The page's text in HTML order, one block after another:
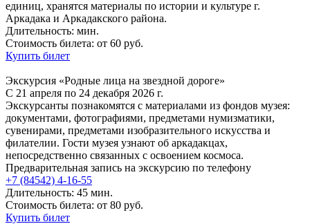
единиц, хранятся материалы по истории и культуре г.
Аркадака и Аркадакского района.
Длительность: мин.
Стоимость билета: от 60 руб.
Купить билет
Экскурсия «Родные лица на звездной дороге»
С 21 апреля по 24 декабря 2026 г.
Экскурсанты познакомятся с материалами из фондов музея:
документами, фотографиями, предметами нумизматики,
сувенирами, предметами изобразительного искусства и
филателии. Гости музея узнают об аркадакцах,
непосредственно связанных с освоением космоса.
Предварительная запись на экскурсию по телефону
+7 (84542) 4-16-55
Длительность: 45 мин.
Стоимость билета: от 80 руб.
Купить билет